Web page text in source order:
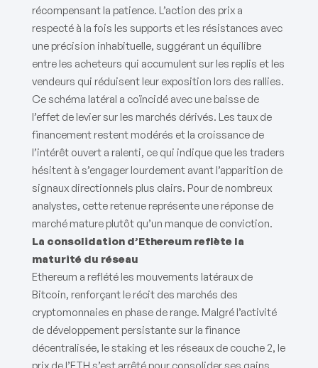
récompensant la patience. L’action des prix a
respecté à la fois les supports et les résistances avec
une précision inhabituelle, suggérant un équilibre
entre les acheteurs qui accumulent sur les replis et les
vendeurs qui réduisent leur exposition lors des rallies.
Ce schéma latéral a coïncidé avec une baisse de
l’effet de levier sur les marchés dérivés. Les taux de
financement restent modérés et la croissance de
l’intérêt ouvert a ralenti, ce qui indique que les traders
hésitent à s’engager lourdement avant l’apparition de
signaux directionnels plus clairs. Pour de nombreux
analystes, cette retenue représente une réponse de
marché mature plutôt qu’un manque de conviction.
La consolidation d’Ethereum reflète la
maturité du réseau
Ethereum a reflété les mouvements latéraux de
Bitcoin, renforçant le récit des marchés des
cryptomonnaies en phase de range. Malgré l’activité
de développement persistante sur la finance
décentralisée, le staking et les réseaux de couche 2, le
prix de l’ETH s’est arrêté pour consolider ses gains